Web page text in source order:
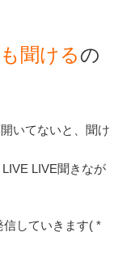
聞けるの
いてないと、聞け
LIVE聞きなが
信していきます( *